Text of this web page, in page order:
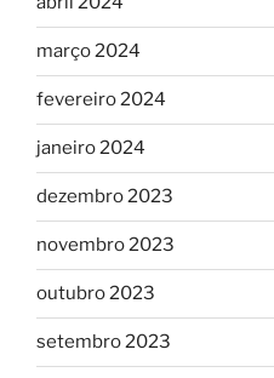
março 2024
fevereiro 2024
janeiro 2024
dezembro 2023
novembro 2023
outubro 2023
setembro 2023